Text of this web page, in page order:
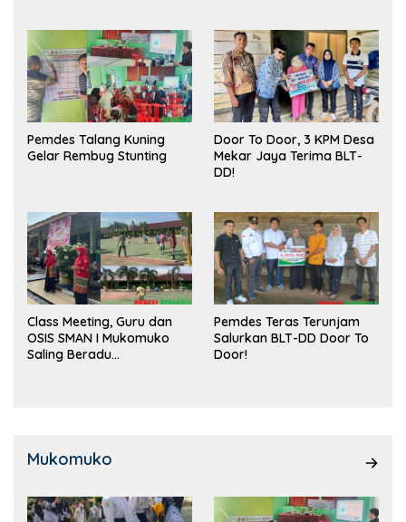
Pasar
Pemdes Talang Kuning
Gelar Rembug Stunting
Door To Door, 3 KPM Desa
Mekar Jaya Terima BLT-
DD!
Class Meeting, Guru dan
OSIS SMAN I Mukomuko
Saling Beradu
Pemdes Teras Terunjam
Salurkan BLT-DD Door To
Door!
Mukomuko